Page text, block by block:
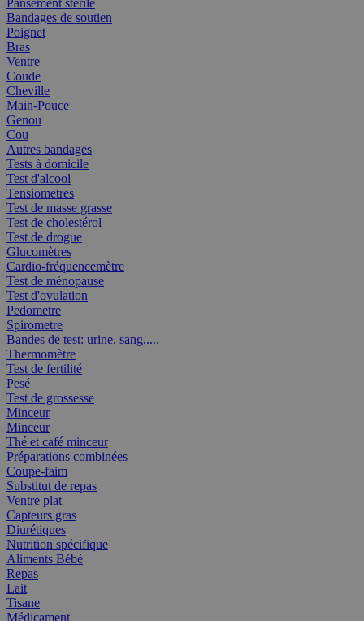
Pansement stérile
Bandages de soutien
Poignet
Bras
Ventre
Coude
Cheville
Main-Pouce
Genou
Cou
Autres bandages
Tests à domicile
Test d'alcool
Tensiometres
Test de masse grasse
Test de cholestérol
Test de drogue
Glucomètres
Cardio-fréquencemètre
Test de ménopause
Test d'ovulation
Pedometre
Spirometre
Bandes de test: urine, sang,....
Thermomètre
Test de fertilité
Pesé
Test de grossesse
Minceur
Minceur
Thé et café minceur
Préparations combinées
Coupe-faim
Substitut de repas
Ventre plat
Capteurs gras
Diurétiques
Nutrition spécifique
Aliments Bébé
Repas
Lait
Tisane
Médicament